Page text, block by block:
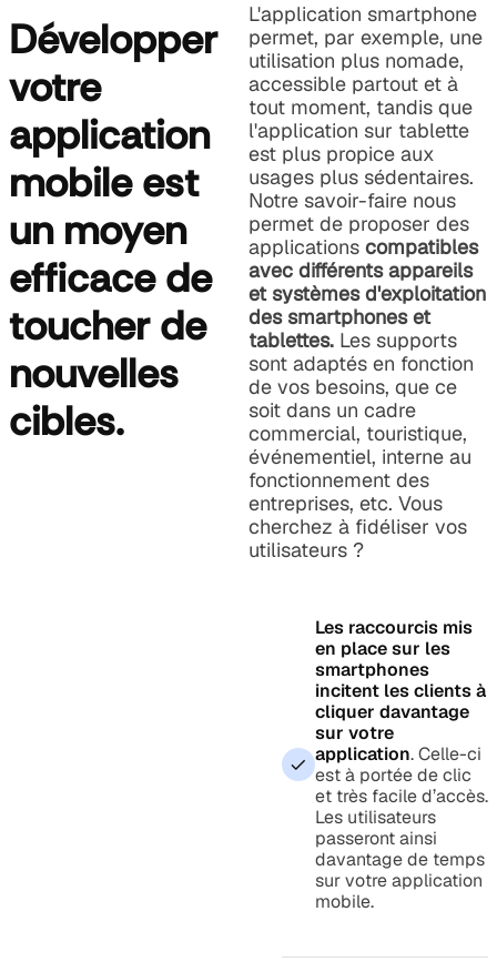
Développer
votre
application
mobile est
un moyen
efficace de
toucher de
nouvelles
cibles.
L'application smartphone
permet, par exemple, une
utilisation plus nomade,
accessible partout et à
tout moment, tandis que
l'application sur tablette
est plus propice aux
usages plus sédentaires.
Notre savoir-faire nous
permet de proposer des
applications compatibles
avec différents appareils
et systèmes d'exploitation
des smartphones et
tablettes. Les supports
sont adaptés en fonction
de vos besoins, que ce
soit dans un cadre
commercial, touristique,
événementiel, interne au
fonctionnement des
entreprises, etc. Vous
cherchez à fidéliser vos
utilisateurs ?
Les raccourcis mis
en place sur les
smartphones
incitent les clients à
cliquer davantage
sur votre
application. Celle-ci
est à portée de clic
et très facile d’accès.
Les utilisateurs
passeront ainsi
davantage de temps
sur votre application
mobile.